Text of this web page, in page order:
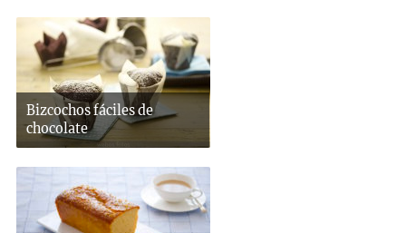
Bizcochos fáciles de
chocolate